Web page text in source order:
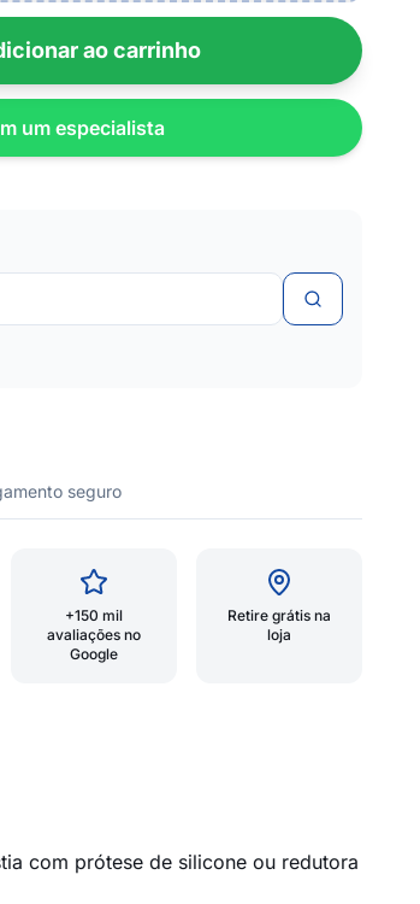
ao carrinho
um especialista
seguro
+150 mil
avaliações no
Google
Retire grátis na
loja
com prótese de silicone ou redutora